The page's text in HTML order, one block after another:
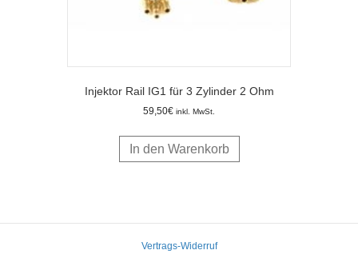
Injektor Rail IG1 für 3 Zylinder 2 Ohm
59,50€ inkl. MwSt.
In den Warenkorb
Vertrags-Widerruf